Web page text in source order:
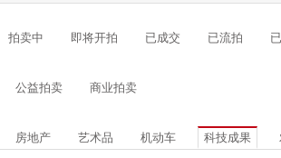
拍卖中 即将开拍 已成交 已流拍
公益拍卖 商业拍卖
房地产 艺术品 机动车 科技成果